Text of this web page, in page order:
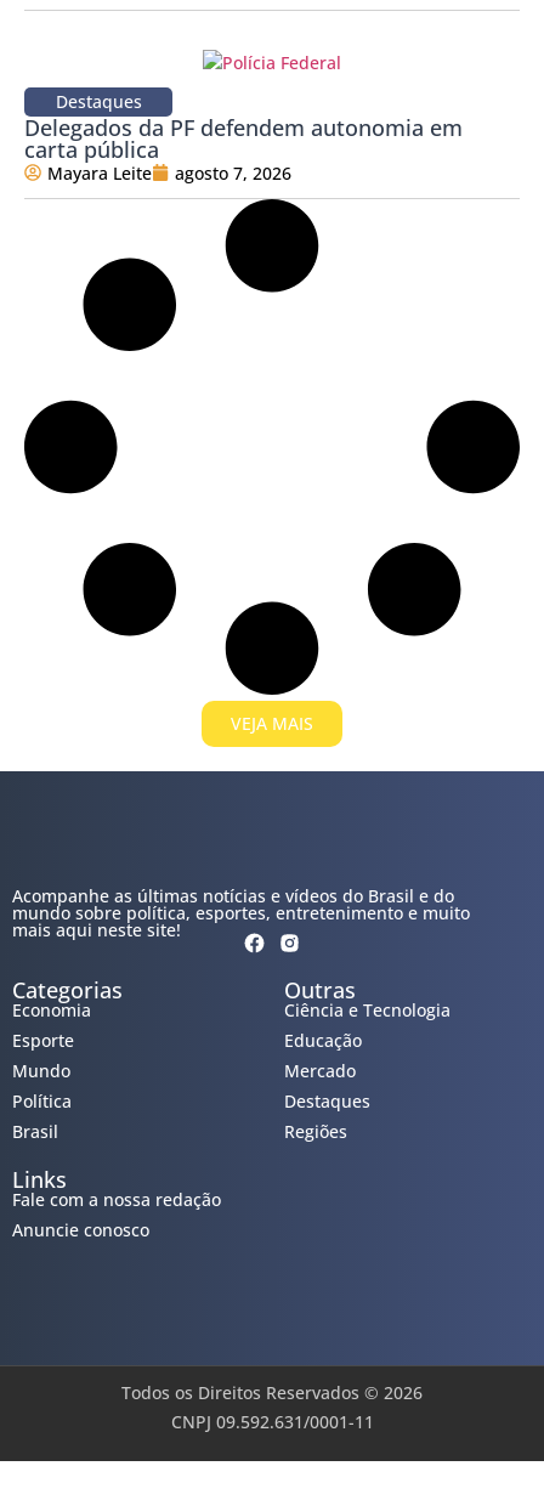
Destaques
Delegados da PF defendem autonomia em
carta pública
Mayara Leite agosto 7, 2026
VEJA MAIS
Acompanhe as últimas notícias e vídeos do Brasil e do
mundo sobre política, esportes, entretenimento e muito
mais aqui neste site!
Categorias
Economia
Esporte
Mundo
Política
Brasil
Outras
Ciência e Tecnologia
Educação
Mercado
Destaques
Regiões
Links
Fale com a nossa redação
Anuncie conosco
Todos os Direitos Reservados © 2026
CNPJ 09.592.631/0001-11